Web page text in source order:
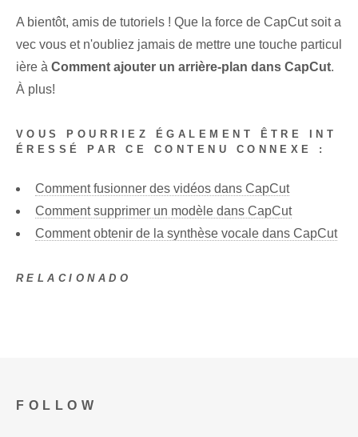
A bientôt, amis de tutoriels ! Que la force de CapCut soit a
vec vous et n'oubliez jamais de mettre une touche particul
ière à Comment ajouter un arrière-plan dans CapCut.
À plus!
VOUS POURRIEZ ÉGALEMENT ÊTRE INT
ÉRESSÉ PAR CE CONTENU CONNEXE :
Comment fusionner des vidéos dans CapCut
Comment supprimer un modèle dans CapCut
Comment obtenir de la synthèse vocale dans CapCut
RELACIONADO
FOLLOW